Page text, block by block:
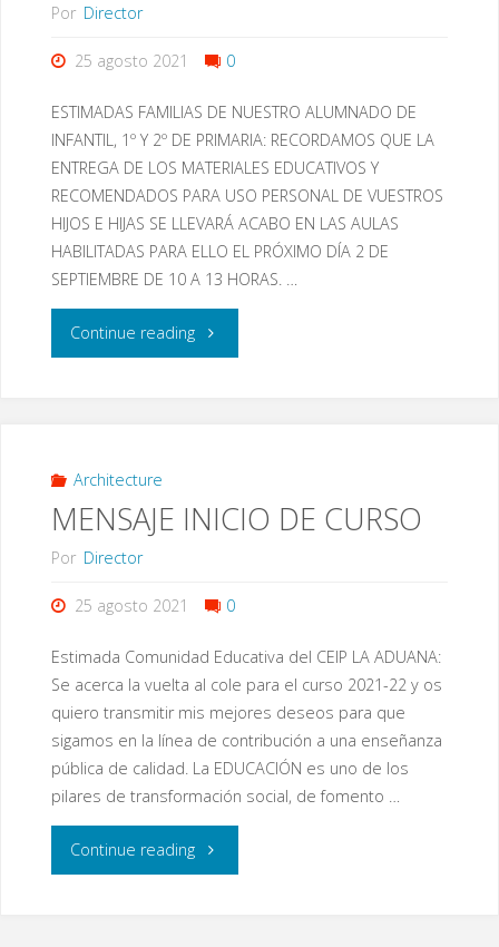
Por Director
25 agosto 2021 0
ESTIMADAS FAMILIAS DE NUESTRO ALUMNADO DE
INFANTIL, 1º Y 2º DE PRIMARIA: RECORDAMOS QUE LA
ENTREGA DE LOS MATERIALES EDUCATIVOS Y
RECOMENDADOS PARA USO PERSONAL DE VUESTROS
HIJOS E HIJAS SE LLEVARÁ ACABO EN LAS AULAS
HABILITADAS PARA ELLO EL PRÓXIMO DÍA 2 DE
SEPTIEMBRE DE 10 A 13 HORAS. …
Continue reading"COMUNICACIÓN
DE
DEL
ALUMNADO
DE
INFANTIL
PRIMER
Architecture
MENSAJE INICIO DE CURSO
Por Director
25 agosto 2021 0
Estimada Comunidad Educativa del CEIP LA ADUANA:
Se acerca la vuelta al cole para el curso 2021-22 y os
quiero transmitir mis mejores deseos para que
sigamos en la línea de contribución a una enseñanza
pública de calidad. La EDUCACIÓN es uno de los
pilares de transformación social, de fomento …
Continue reading"MENSAJE